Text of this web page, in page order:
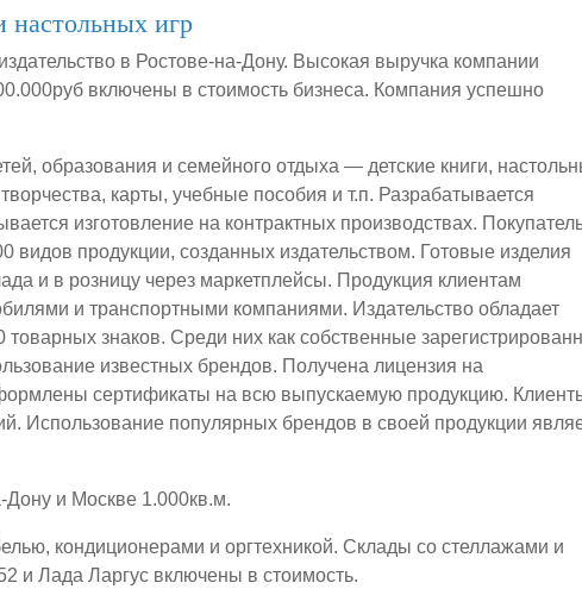
настольных игр
в Ростове-на-Дону. Высокая выручка компании
включены в стоимость бизнеса. Компания успешно
образования и семейного отдыха — детские книги,
карты, учебные пособия и т.п. Разрабатывается
изготовление на контрактных производствах.
видов продукции, созданных издательством. Готовые изделия
и в розницу через маркетплейсы. Продукция клиентам
и транспортными компаниями. Издательство обладает
знаков. Среди них как собственные
известных брендов. Получена лицензия на
сертификаты на всю выпускаемую продукцию.
Использование популярных брендов в своей продукции
и Москве 1.000кв.м.
кондиционерами и оргтехникой. Склады со стеллажами и
и Лада Ларгус включены в стоимость.